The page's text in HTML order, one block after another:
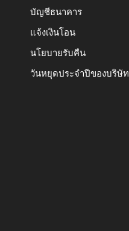
บัญชีธนาคาร
แจ้งเงินโอน
นโยบายรับคืน
วันหยุดประจำปีของบริษัท